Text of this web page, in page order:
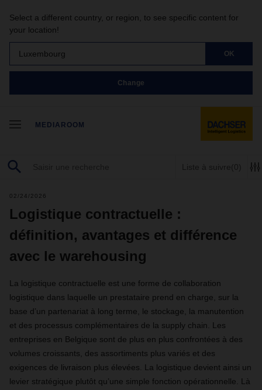
Select a different country, or region, to see specific content for
your location!
Luxembourg OK
Change
MEDIAROOM
Liste à suivre(0)
02/24/2026
Logistique contractuelle :
définition, avantages et différence
avec le warehousing
La logistique contractuelle est une forme de collaboration
logistique dans laquelle un prestataire prend en charge, sur la
base d’un partenariat à long terme, le stockage, la manutention
et des processus complémentaires de la supply chain. Les
entreprises en Belgique sont de plus en plus confrontées à des
volumes croissants, des assortiments plus variés et des
exigences de livraison plus élevées. La logistique devient ainsi un
levier stratégique plutôt qu’une simple fonction opérationnelle. Là